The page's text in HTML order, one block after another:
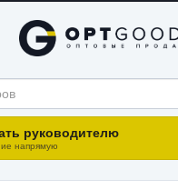
руководителю
напрямую